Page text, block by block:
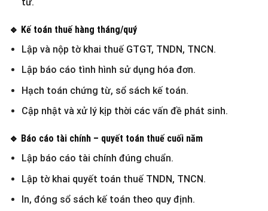
🔹 Kế toán thuế hàng tháng/quý
Lập và nộp tờ khai thuế GTGT, TNDN, TNCN.
Lập báo cáo tình hình sử dụng hóa đơn.
Hạch toán chứng từ, sổ sách kế toán.
Cập nhật và xử lý kịp thời các vấn đề phát sinh.
🔹 Báo cáo tài chính – quyết toán thuế cuối năm
Lập báo cáo tài chính đúng chuẩn.
Lập tờ khai quyết toán thuế TNDN, TNCN.
In, đóng sổ sách kế toán theo quy định.